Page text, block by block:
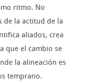
ritmo. No
de la actitud de la
aliados, crea
que el cambio se
la alineación es
temprano.